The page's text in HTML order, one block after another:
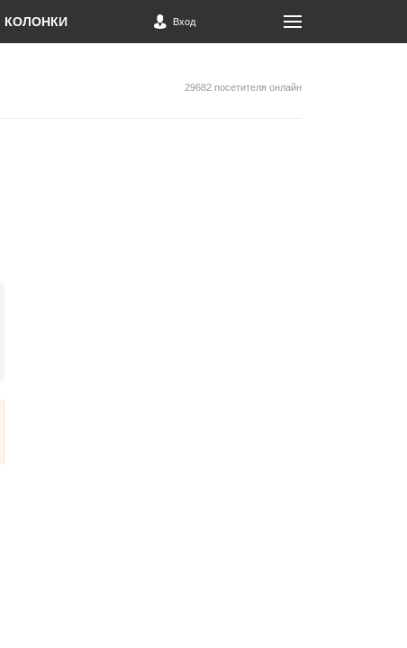
КОЛОНКИ Вход
29682 посетителя онлайн